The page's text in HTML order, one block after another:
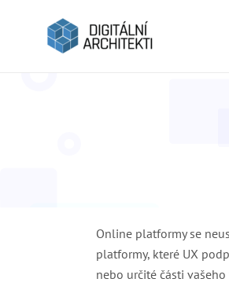
Online platformy se
platformy, které UX
nebo určité části